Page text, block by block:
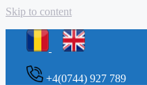
Skip to content
+4(0744) 927 789